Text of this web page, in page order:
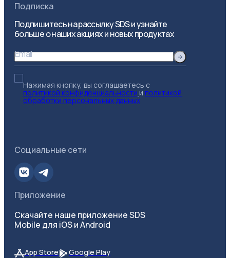
Подписка
Подпишитесь на рассылку SDS и узнайте
больше о наших акциях и новых продуктах
Email
Нажимая кнопку, вы соглашаетесь с
политикой конфиденциальности и политикой
обработки персональных данных
Социальные сети
Приложение
Скачайте наше приложение SDS
Mobile для iOS и Android
App Store Google Play